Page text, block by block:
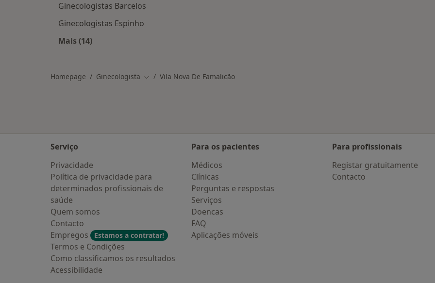
Ginecologistas Barcelos
Ginecologistas Espinho
Mais (14)
Homepage Ginecologista Mudar de cidade
Vila Nova De Famalicão
Serviço
Privacidade
Política de privacidade para
determinados profissionais de
saúde
Quem somos
Contacto
Empregos
Estamos a contratar!
Termos e Condições
Como classificamos os resultados
Acessibilidade
Para os pacientes
Médicos
Clínicas
Perguntas e respostas
Serviços
Doencas
FAQ
Aplicações móveis
Para profissionais
Registar gratuitamente
Contacto